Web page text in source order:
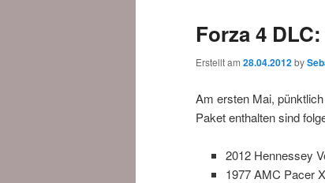
Forza 4
Erstellt am 28.04.2012by
Am ersten Mai,
Paket enthalten sind
2012 Hennessey
1977 AMC Pacer X